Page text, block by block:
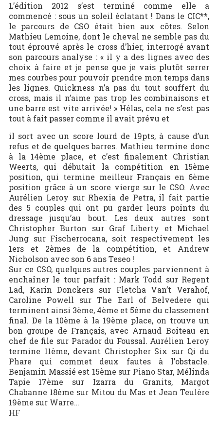
L’édition 2012 s’est terminé comme elle a
commencé : sous un soleil éclatant ! Dans le CIC**,
le parcours de CSO était bien aux côtes. Selon
Mathieu Lemoine, dont le cheval ne semble pas du
tout éprouvé après le cross d’hier, interrogé avant
son parcours analyse : « il y a des lignes avec des
choix à faire et je pense que je vais plutôt serrer
mes courbes pour pouvoir prendre mon temps dans
les lignes. Quickness n’a pas du tout souffert du
cross, mais il n’aime pas trop les combinaisons et
une barre est vite arrivée! » Hélas, cela ne s’est pas
tout à fait passer comme il avait prévu et
il sort avec un score lourd de 19pts, à cause d’un
refus et de quelques barres. Mathieu termine donc
à la 14ème place, et c’est finalement Christian
Weerts, qui débutait la compétition en 15ème
position, qui termine meilleur Français en 6ème
position grâce à un score vierge sur le CSO. Avec
Aurélien Leroy sur Rhexia de Petra, il fait partie
des 5 couples qui ont pu garder leurs points du
dressage jusqu’au bout. Les deux autres sont
Christopher Burton sur Graf Liberty et Michael
Jung sur Fischerrocana, soit respectivement les
1ers et 2èmes de la compétition, et Andrew
Nicholson avec son 6 ans Teseo !
Sur ce CSO, quelques autres couples parviennent à
enchaîner le tour parfait : Mark Todd sur Regent
Lad, Karin Donckers sur Fletcha Van’t Verahof,
Caroline Powell sur The Earl of Belvedere qui
terminent ainsi 3ème, 4ème et 5ème du classement
final. De la 10ème à la 19ème place, on trouve un
bon groupe de Français, avec Arnaud Boiteau en
chef de file sur Parador du Foussal. Aurélien Leroy
termine 11ème, devant Christopher Six sur Qi du
Phare qui commet deux fautes à l’obstacle.
Benjamin Massié est 15ème sur Piano Star, Mélinda
Tapie 17ème sur Izarra du Granits, Margot
Chabanne 18ème sur Mitou du Mas et Jean Teulère
19ème sur Warre…
HF